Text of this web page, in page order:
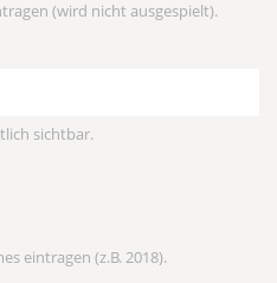
(wird nicht ausgespielt).
sichtbar.
eintragen (z.B. 2018).